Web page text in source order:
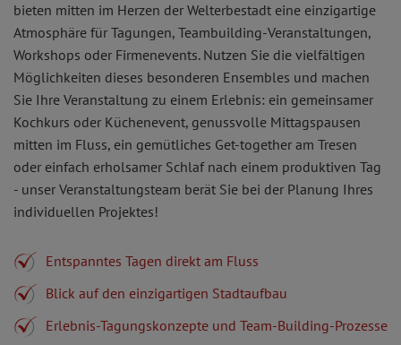
bieten mitten im Herzen der Welterbestadt eine einzigartige
Atmosphäre für Tagungen, Teambuilding-Veranstaltungen,
Workshops oder Firmenevents. Nutzen Sie die vielfältigen
Möglichkeiten dieses besonderen Ensembles und machen
Sie Ihre Veranstaltung zu einem Erlebnis: ein gemeinsamer
Kochkurs oder Küchenevent, genussvolle Mittagspausen
mitten im Fluss, ein gemütliches Get-together am Tresen
oder einfach erholsamer Schlaf nach einem produktiven Tag
- unser Veranstaltungsteam berät Sie bei der Planung Ihres
individuellen Projektes!
Entspanntes Tagen direkt am Fluss
Blick auf den einzigartigen Stadtaufbau
Erlebnis-Tagungskonzepte und Team-Building-Prozesse